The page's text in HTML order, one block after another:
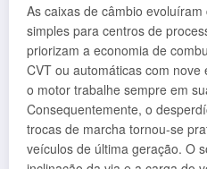
As caixas de câmbio
simples para centros de
priorizam a economia de
CVT ou automáticas com
o motor trabalhe sempre em
Consequentemente, o
trocas de marcha tornou-se
veículos de última geração. O